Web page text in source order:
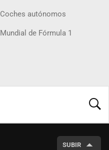
Coches autónomos
Mundial de Fórmula 1
SUBIR